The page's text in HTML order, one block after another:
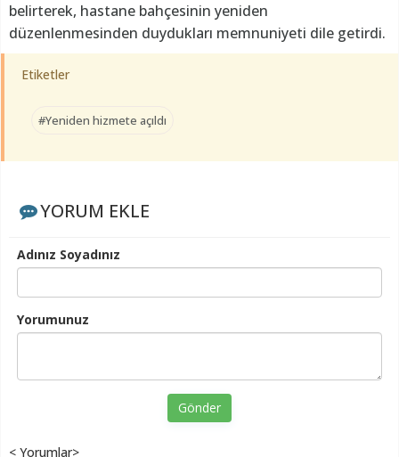
belirterek, hastane bahçesinin yeniden
düzenlenmesinden duydukları memnuniyeti dile getirdi.
Etiketler
#Yeniden hizmete açıldı
YORUM EKLE
Adınız Soyadınız
Yorumunuz
Gönder
< Yorumlar>